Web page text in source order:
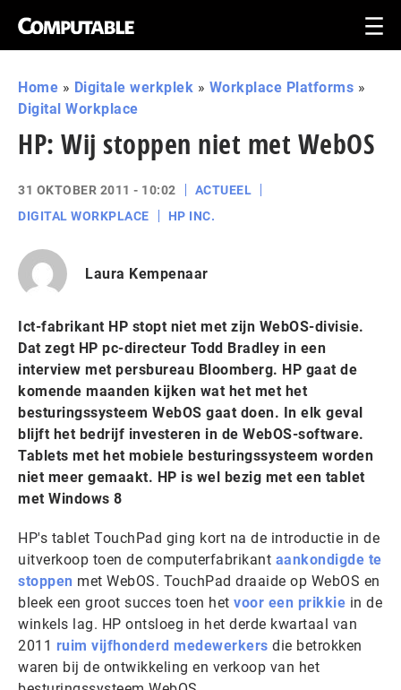
Home » Digitale werkplek » Workplace Platforms »
Digital Workplace
HP: Wij stoppen niet met WebOS
31 OKTOBER 2011 - 10:02
ACTUEEL
DIGITAL WORKPLACE
HP INC.
Laura Kempenaar
Ict-fabrikant HP stopt niet met zijn WebOS-divisie.
Dat zegt HP pc-directeur Todd Bradley in een
interview met persbureau Bloomberg. HP gaat de
komende maanden kijken wat het met het
besturingssysteem WebOS gaat doen. In elk geval
blijft het bedrijf investeren in de WebOS-software.
Tablets met het mobiele besturingssysteem worden
niet meer gemaakt. HP is wel bezig met een tablet
met Windows 8
HP's tablet TouchPad ging kort na de introductie in de
uitverkoop toen de computerfabrikant aankondigde te
stoppen met WebOS. TouchPad draaide op WebOS en
bleek een groot succes toen het voor een prikkie in de
winkels lag. HP ontsloeg in het derde kwartaal van
2011 ruim vijfhonderd medewerkers die betrokken
waren bij de ontwikkeling en verkoop van het